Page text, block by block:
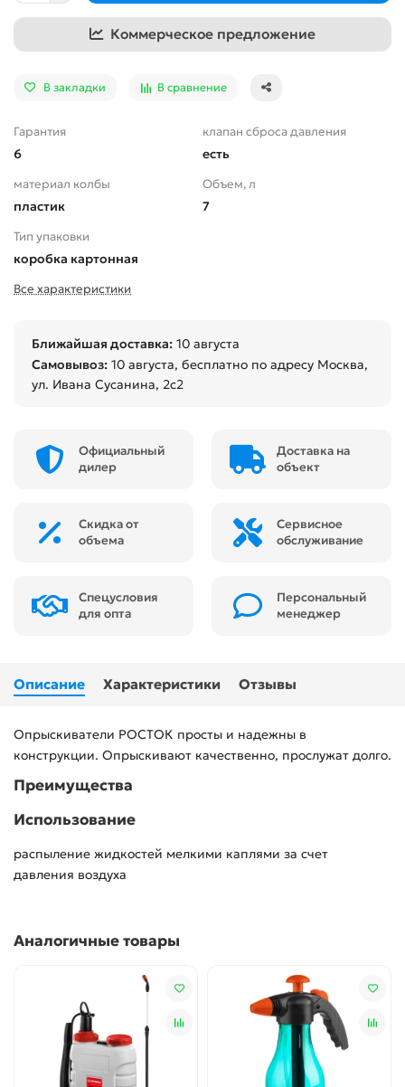
Коммерческое предложение
В закладки В сравнение
Гарантия
6
клапан сброса давления
есть
материал колбы
пластик
Объем, л
7
Тип упаковки
коробка картонная
Все характеристики
Ближайшая доставка: 10 августа
Самовывоз: 10 августа, бесплатно по адресу Москва,
ул. Ивана Сусанина, 2с2
Официальный
дилер
Доставка на
объект
Скидка от
объема
Сервисное
обслуживание
Спецусловия
для опта
Персональный
менеджер
Описание Характеристики Отзывы
Опрыскиватели РОСТОК просты и надежны в
конструкции. Опрыскивают качественно, прослужат долго.
Преимущества
Использование
распыление жидкостей мелкими каплями за счет
давления воздуха
Аналогичные товары